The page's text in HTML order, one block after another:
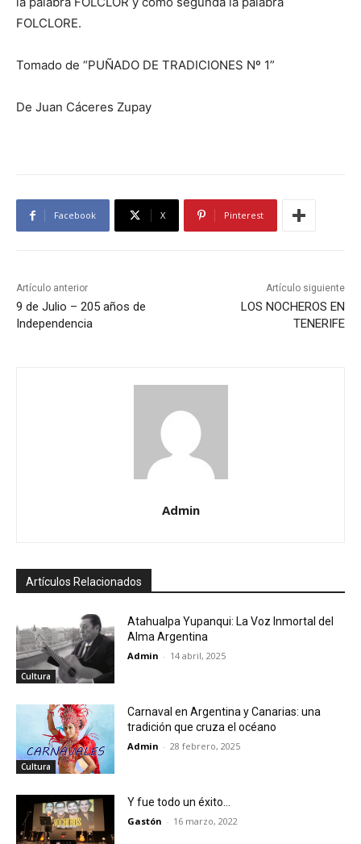
FOLCLORE.
Tomado de “PUÑADO DE TRADICIONES Nº 1”
De Juan Cáceres Zupay
Facebook X Pinterest
Artículo anterior
9 de Julio – 205 años de
Independencia
Artículo siguiente
LOS NOCHEROS EN
TENERIFE
Admin
Artículos Relacionados
Cultura
Atahualpa Yupanqui: La Voz Inmortal del
Alma Argentina
Admin - 14 abril, 2025
Cultura
Carnaval en Argentina y Canarias: una
tradición que cruza el océano
Admin - 28 febrero, 2025
Y fue todo un éxito…
Gastón - 16 marzo, 2022